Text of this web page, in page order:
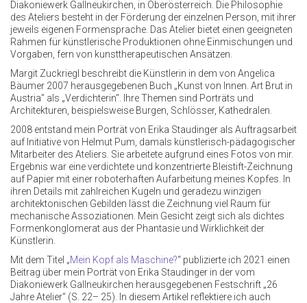
Diakoniewerk Gallneukirchen, in Oberösterreich. Die Philosophie
des Ateliers besteht in der Förderung der einzelnen Person, mit ihrer
jeweils eigenen Formensprache. Das Atelier bietet einen geeigneten
Rahmen für künstlerische Produktionen ohne Einmischungen und
Vorgaben, fern von kunsttherapeutischen Ansätzen.
Margit Zuckriegl beschreibt die Künstlerin in dem von Angelica
Bäumer 2007 herausgegebenen Buch „Kunst von Innen. Art Brut in
Austria" als „Verdichterin". Ihre Themen sind Porträts und
Architekturen, beispielsweise Burgen, Schlösser, Kathedralen.
2008 entstand mein Porträt von Erika Staudinger als Auftragsarbeit
auf Initiative von Helmut Pum, damals künstlerisch-pädagogischer
Mitarbeiter des Ateliers. Sie arbeitete aufgrund eines Fotos von mir.
Ergebnis war eine verdichtete und konzentrierte Bleistift-Zeichnung
auf Papier mit einer roboterhaften Aufarbeitung meines Kopfes. In
ihren Details mit zahlreichen Kugeln und geradezu winzigen
architektonischen Gebilden lässt die Zeichnung viel Raum für
mechanische Assoziationen. Mein Gesicht zeigt sich als dichtes
Formenkonglomerat aus der Phantasie und Wirklichkeit der
Künstlerin.
Mit dem Titel „Mein Kopf als Maschine?“ publizierte ich 2021 einen
Beitrag über mein Porträt von Erika Staudinger in der vom
Diakoniewerk Gallneukirchen herausgegebenen Festschrift „26
Jahre Atelier" (S. 22– 25). In diesem Artikel reflektiere ich auch